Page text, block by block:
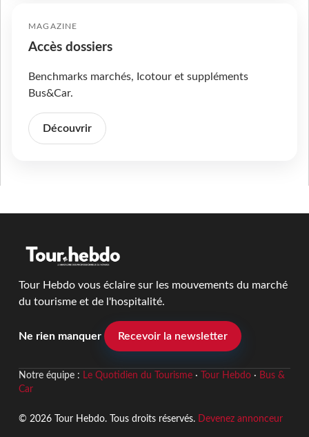
MAGAZINE
Accès dossiers
Benchmarks marchés, Icotour et suppléments
Bus&Car.
Découvrir
Tour Hebdo vous éclaire sur les mouvements du marché
du tourisme et de l'hospitalité.
Ne rien manquer Recevoir la newsletter
Notre équipe : Le Quotidien du Tourisme· Tour Hebdo· Bus &
Car
© 2026 Tour Hebdo. Tous droits réservés. Devenez annonceur